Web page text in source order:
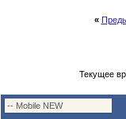
«
Текущее